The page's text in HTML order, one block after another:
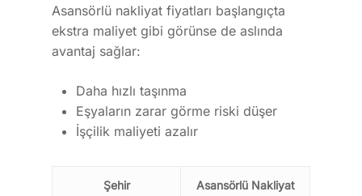
Asansörlü nakliyat fiyatları başlangıçta
ekstra maliyet gibi görünse de aslında
avantaj sağlar:
Daha hızlı taşınma
Eşyaların zarar görme riski düşer
İşçilik maliyeti azalır
Şehir
Asansörlü Nakliyat